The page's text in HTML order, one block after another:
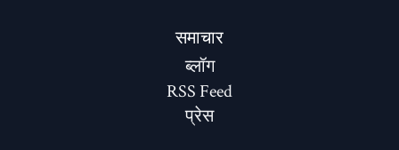
समाचार
ब्लॉग
RSS Feed
प्रेस